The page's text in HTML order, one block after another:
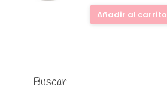
Añadir al carrito
Buscar